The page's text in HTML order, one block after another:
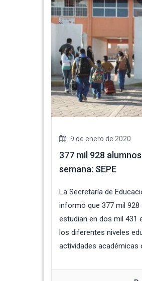
9 de enero de 2020
377 mil 928
semana: SEPE
La Secretaría de
informó que 377 mil 928
estudian en dos mil 431
los diferentes niveles
actividades académicas